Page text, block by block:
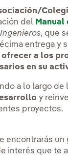
del Manual
, que
entrega y
a los
en su
a lo largo de
y
proyectos.
externo, se
encontrarás un
interés que te